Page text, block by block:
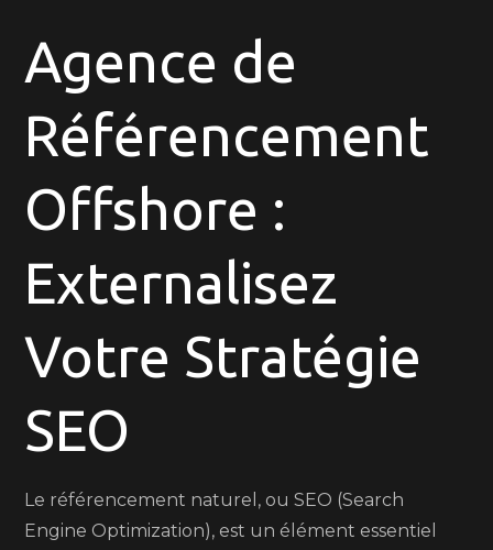
SEO
une
Agence
Référencement
de
Agence de
Référencement
Offshore :
Externalisez
Votre Stratégie
SEO
Le référencement naturel, ou SEO (Search
Engine Optimization), est un élément essentiel